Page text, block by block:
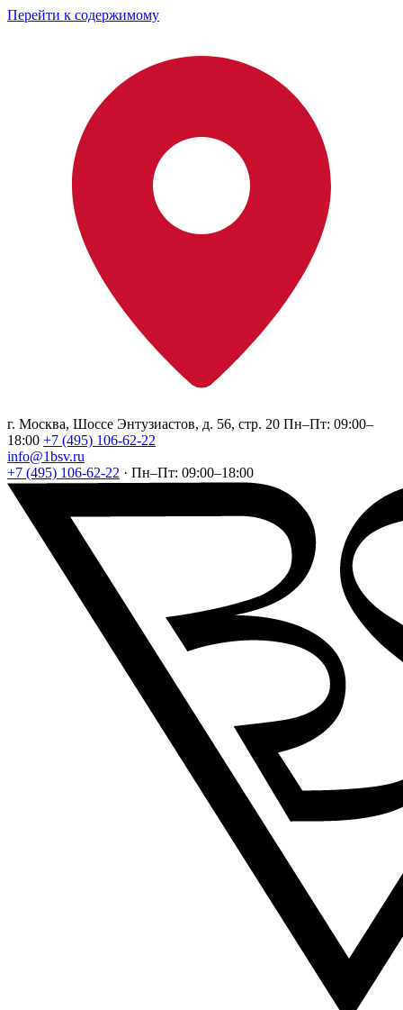
Перейти к содержимому
г. Москва, Шоссе Энтузиастов, д. 56, стр. 20 Пн–Пт: 09:00–
18:00 +7 (495) 106-62-22
info@1bsv.ru
+7 (495) 106-62-22 · Пн–Пт: 09:00–18:00